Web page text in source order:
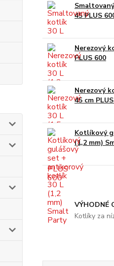
45 PLUS
Nerezový
PLUS 600
Nerezový
45 cm
Kotlíkový
(1,2 mm)
VÝHODNÉ
Kotlíky za